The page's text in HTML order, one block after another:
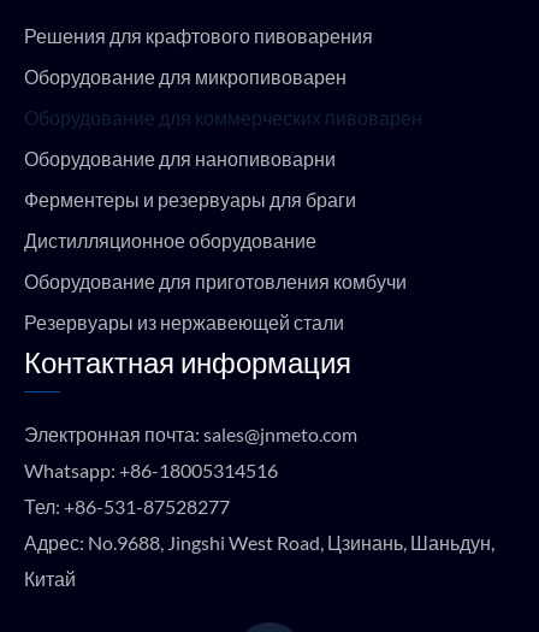
Решения для крафтового пивоварения
Оборудование для микропивоварен
Оборудование для коммерческих пивоварен
Оборудование для нанопивоварни
Ферментеры и резервуары для браги
Дистилляционное оборудование
Оборудование для приготовления комбучи
Резервуары из нержавеющей стали
Контактная информация
Электронная почта: sales@jnmeto.com
Whatsapp: +86-18005314516
Тел: +86-531-87528277
Адрес: No.9688, Jingshi West Road, Цзинань, Шаньдун,
Китай